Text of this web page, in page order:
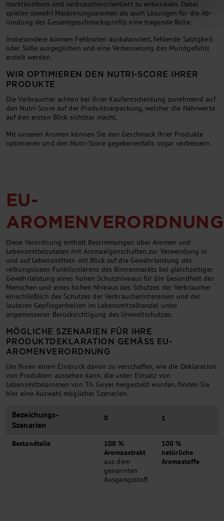
marktkonform und ver­brau­ch­er­orien­tiert zu entwickeln. Dabei
spielen sowohl Maskierungsaromen als auch Lö­sung­en für die Ab­
rundung des Gesamt­ge­schmacks­pro­fils eine tra­gen­de Rolle.
Insbesondere können Fehlnoten ausbalanciert, fehlende Salzigkeit
oder Süße ausgeglichen und eine Verbesserung des Mundgefühls
erzielt werden.
WIR OPTIMIEREN DEN NUTRI-SCORE IHRER
PRODUKTE
Die Verbraucher achten bei ihrer Kaufentscheidung zunehmend auf
den Nutri-Score auf der Produktverpackung, welcher die Nährwerte
auf den ersten Blick sichtbar macht.
Mit unseren Aromen können Sie den Geschmack Ihrer Produkte
optimieren und den Nutri-Score gegebenenfalls sogar verbessern.
EU-
AROMENVERORDNUNG
Diese Verordnung enthält Bestimmungen über Aromen und
Lebensmittelzutaten mit Aromaeigenschaften zur Verwendung in
und auf Lebensmitteln mit Blick auf die Gewährleistung des
reibungslosen Funktionierens des Binnenmarkts bei gleichzeitiger
Gewährleistung eines hohen Schutzniveaus für die Gesundheit der
Menschen und eines hohen Niveaus des Schutzes der Verbraucher
einschließlich des Schutzes der Verbraucherinteressen und der
lauteren Gepflogenheiten im Lebensmittelhandel unter
angemessener Berücksichtigung des Umweltschutzes.
MÖGLICHE SZENARIEN FÜR IHRE
PRODUKTDEKLARATION GEMÄSS EU-A
ROMENVERORDNUNG
Um Ihnen einen Eindruck davon zu verschaffen, wie die Deklaration
von Produkten aussehen kann, die unter Einsatz von
Lebensmittelaromen von Th. Geyer hergestellt wurden, finden Sie
hier eine Auswahl möglicher Szenarien.
Bezeichungs-
Szenarien
0 1
Bestandteile
100 %
Aromaextrakt
aus dem
genannten
Ausgangsstoff
100 %
natürliche
Aromastoffe